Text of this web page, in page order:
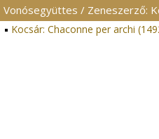
Vonósegyüttes / Zeneszerző:
Kocsár: Chaconne per archi